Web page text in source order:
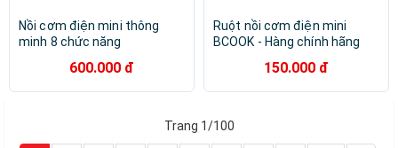
Nồi cơm điện mini thông
minh 8 chức năng
600.000 đ
Ruột nồi cơm điện mini
BCOOK - Hàng chính hãng
150.000 đ
Trang 1/100